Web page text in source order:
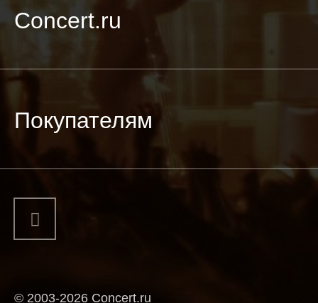
Concert.ru
Покупателям
© 2003-2026 Concert.ru